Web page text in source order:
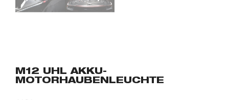
M12 UHL AKKU-
MOTORHAUBENLEUCHTE